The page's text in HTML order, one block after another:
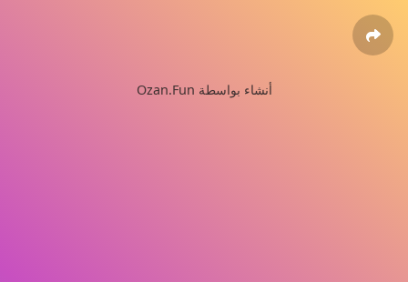
Ozan.Fun أنشاء بواسطة